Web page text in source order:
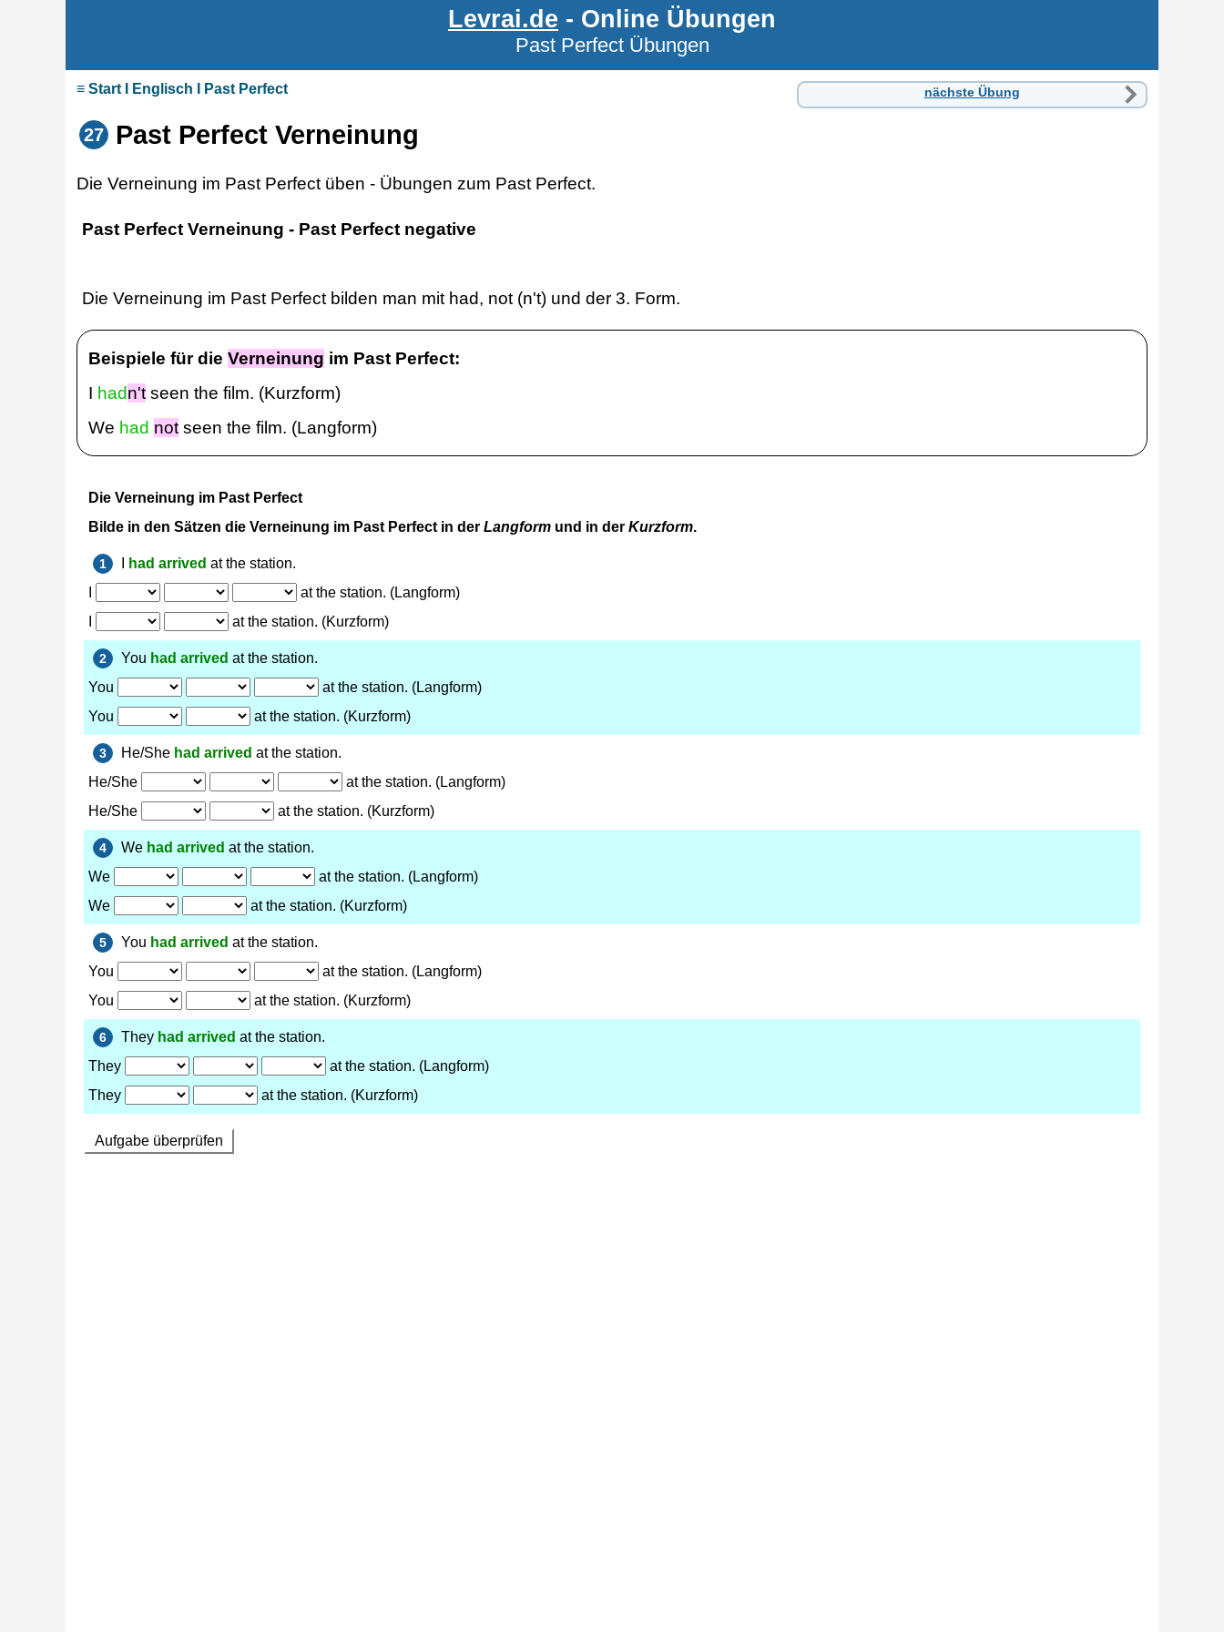
Levrai.de - Online Übungen
Past Perfect Übungen
≡ Start I Englisch I Past Perfect nächste Übung
27 Past Perfect Verneinung
Die Verneinung im Past Perfect üben - Übungen zum Past Perfect.
Past Perfect Verneinung - Past Perfect negative
Die Verneinung im Past Perfect bilden man mit had, not (n't) und der 3. Form.
Beispiele für die Verneinung im Past Perfect:
I hadn'tseen the film. (Kurzform)
We had notseen the film. (Langform)